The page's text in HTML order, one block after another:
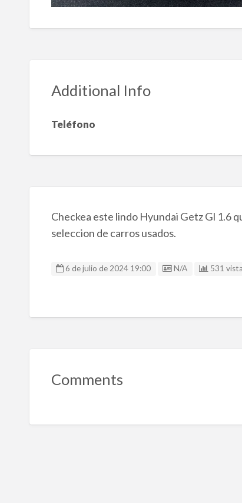
Additional Info
Teléfono
Checkea este lindo Hyundai Getz Gl 1.6
seleccion de carros usados.
6 de julio de 2024 19:00 Listing ID
N/A 531
Comments